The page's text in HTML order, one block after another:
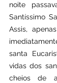
noite
Santíssimo
Assis,
santa
vidas dos
cheios de